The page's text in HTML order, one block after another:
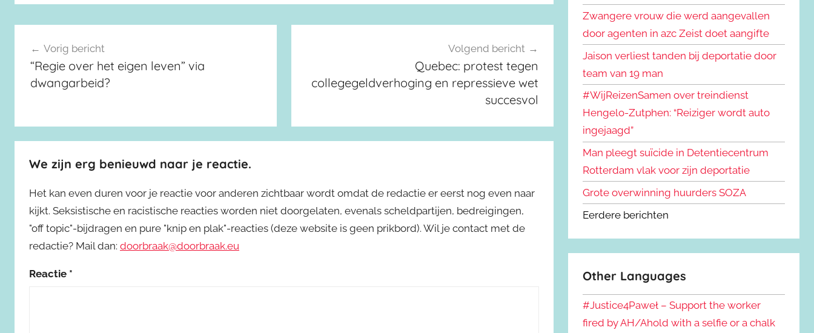
Berichtnavigatie
Vorig bericht
“Regie over het eigen leven” via
dwangarbeid?
Volgend bericht
Quebec: protest tegen
collegegeldverhoging en repressieve wet
succesvol
We zijn erg benieuwd naar je reactie.
Het kan even duren voor je reactie voor anderen zichtbaar wordt omdat de redactie er eerst nog even naar
kijkt. Seksistische en racistische reacties worden niet doorgelaten, evenals scheldpartijen, bedreigingen,
"off topic"-bijdragen en pure "knip en plak"-reacties (deze website is geen prikbord). Wil je contact met de
redactie? Mail dan: doorbraak@doorbraak.eu
Reactie *
Zwangere vrouw die werd aangevallen
door agenten in azc Zeist doet aangifte
Jaison verliest tanden bij deportatie door
team van 19 man
#WijReizenSamen over treindienst
Hengelo-Zutphen: “Reiziger wordt auto
ingejaagd”
Man pleegt suïcide in Detentiecentrum
Rotterdam vlak voor zijn deportatie
Grote overwinning huurders SOZA
Eerdere berichten
Other Languages
#Justice4Paweł – Support the worker
fired by AH/Ahold with a selfie or a chalk